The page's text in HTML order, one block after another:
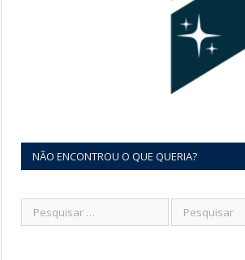
NÃO ENCONTROU O QUE QUERIA?